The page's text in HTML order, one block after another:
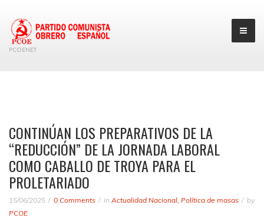
PCOENET
CONTINÚAN LOS PREPARATIVOS DE LA
“REDUCCIÓN” DE LA JORNADA LABORAL
COMO CABALLO DE TROYA PARA EL
PROLETARIADO
15/06/2025 0 Comments in Actualidad Nacional Política de masas
by
PCOE